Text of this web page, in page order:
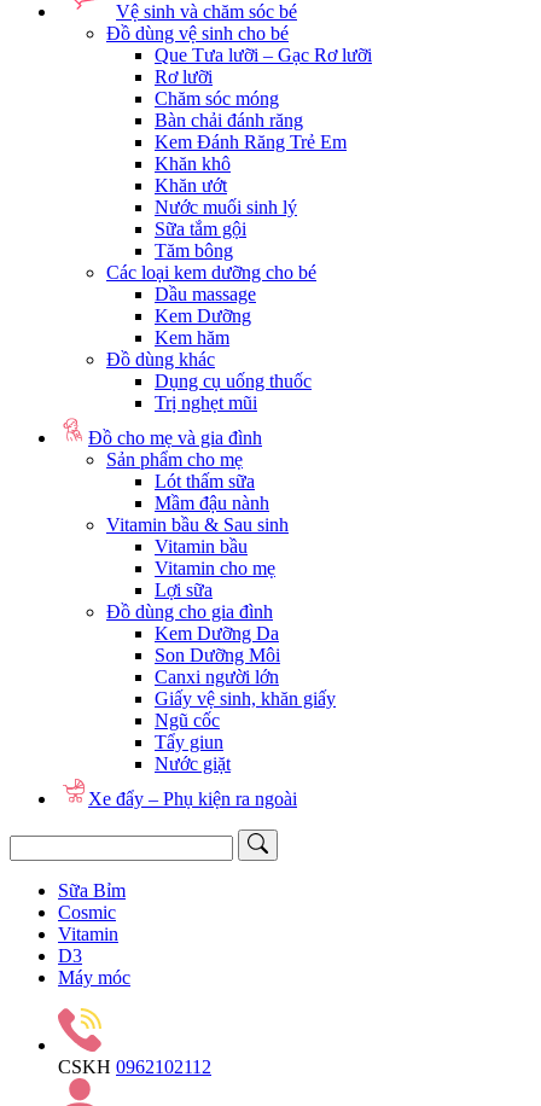
Vệ sinh và chăm sóc bé
Đồ dùng vệ sinh cho bé
Que Tưa lưỡi – Gạc Rơ lưỡi
Rơ lưỡi
Chăm sóc móng
Bàn chải đánh răng
Kem Đánh Răng Trẻ Em
Khăn khô
Khăn ướt
Nước muối sinh lý
Sữa tắm gội
Tăm bông
Các loại kem dưỡng cho bé
Dầu massage
Kem Dưỡng
Kem hăm
Đồ dùng khác
Dụng cụ uống thuốc
Trị nghẹt mũi
Đồ cho mẹ và gia đình
Sản phẩm cho mẹ
Lót thấm sữa
Mầm đậu nành
Vitamin bầu & Sau sinh
Vitamin bầu
Vitamin cho mẹ
Lợi sữa
Đồ dùng cho gia đình
Kem Dưỡng Da
Son Dưỡng Môi
Canxi người lớn
Giấy vệ sinh, khăn giấy
Ngũ cốc
Tẩy giun
Nước giặt
Xe đẩy – Phụ kiện ra ngoài
Sữa Bỉm
Cosmic
Vitamin
D3
Máy móc
CSKH 0962102112